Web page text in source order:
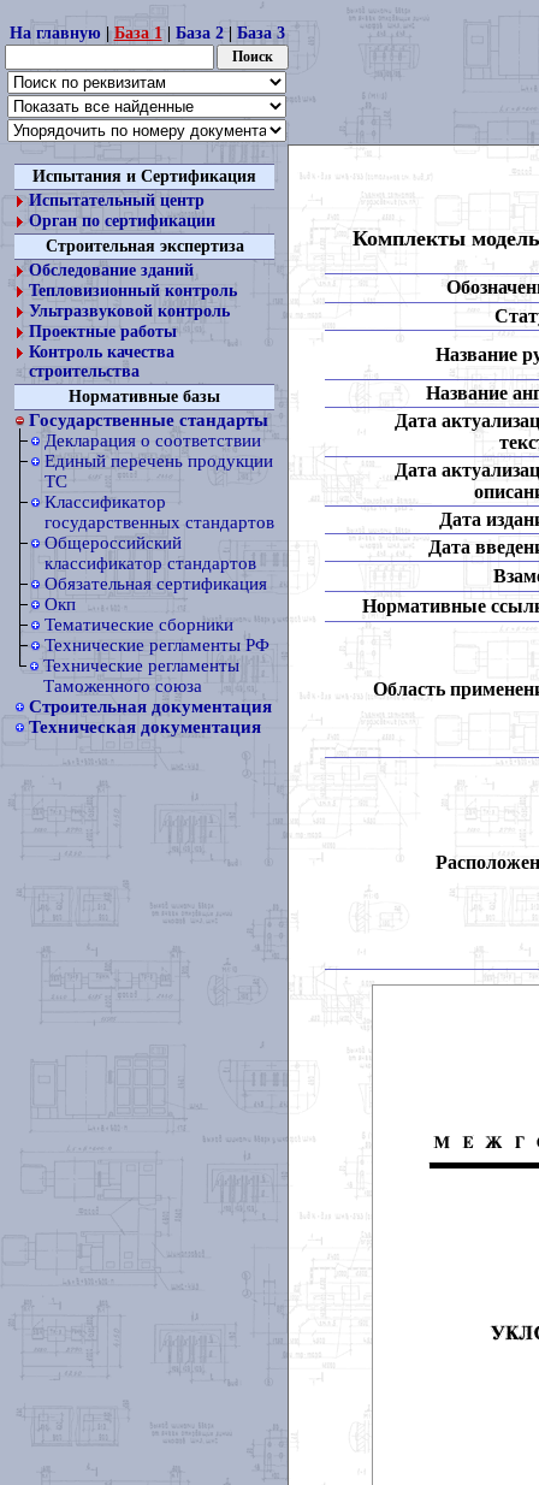
На главную| База 1| База 2| База 3
Испытания и Сертификация
Испытательный центр
Орган по сертификации
Строительная экспертиза
Обследование зданий
Тепловизионный контроль
Ультразвуковой контроль
Проектные работы
Контроль качества
строительства
Нормативные базы
Государственные стандарты
Декларация о соответствии
Единый перечень продукции
ТС
Классификатор
государственных стандартов
Общероссийский
классификатор стандартов
Обязательная сертификация
Окп
Тематические сборники
Технические регламенты РФ
Технические регламенты
Таможенного союза
Строительная документация
Техническая документация
Комплекты
Название
Название
Дата
Дата
Дата
Дата
Нормативные
Область